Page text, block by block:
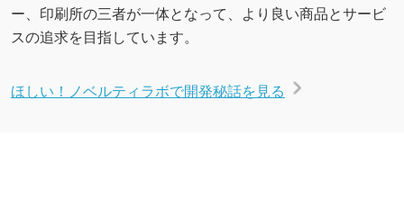
ー、印刷所の三者が一体となって、より良い商品とサービ
スの追求を目指しています。
ほしい！ノベルティラボで開発秘話を見る